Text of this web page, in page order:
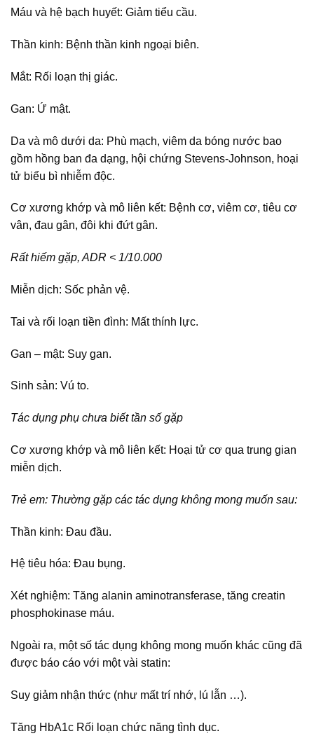
Máu và hệ bạch huyết: Giảm tiểu cầu.
Thần kinh: Bệnh thần kinh ngoại biên.
Mắt: Rối loạn thị giác.
Gan: Ứ mật.
Da và mô dưới da: Phù mạch, viêm da bóng nước bao
gồm hồng ban đa dạng, hội chứng Stevens-Johnson, hoại
tử biểu bì nhiễm độc.
Cơ xương khớp và mô liên kết: Bệnh cơ, viêm cơ, tiêu cơ
vân, đau gân, đôi khi đứt gân.
Rất hiếm gặp, ADR < 1/10.000
Miễn dịch: Sốc phản vệ.
Tai và rối loạn tiền đình: Mất thính lực.
Gan – mật: Suy gan.
Sinh sản: Vú to.
Tác dụng phụ chưa biết tần số gặp
Cơ xương khớp và mô liên kết: Hoại tử cơ qua trung gian
miễn dịch.
Trẻ em: Thường gặp các tác dụng không mong muốn sau:
Thần kinh: Đau đầu.
Hệ tiêu hóa: Đau bụng.
Xét nghiệm: Tăng alanin aminotransferase, tăng creatin
phosphokinase máu.
Ngoài ra, một số tác dụng không mong muốn khác cũng đã
được báo cáo với một vài statin:
Suy giảm nhận thức (như mất trí nhớ, lú lẫn …).
Tăng HbA1c Rối loạn chức năng tình dục.